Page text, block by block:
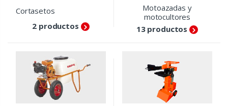
Cortasetos
2 productos
Motoazadas y
motocultores
13 productos